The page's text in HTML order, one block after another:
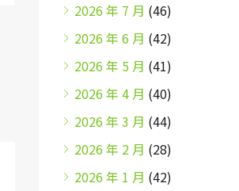
2026 年 7 月 (46)
2026 年 6 月 (42)
2026 年 5 月 (41)
2026 年 4 月 (40)
2026 年 3 月 (44)
2026 年 2 月 (28)
2026 年 1 月 (42)